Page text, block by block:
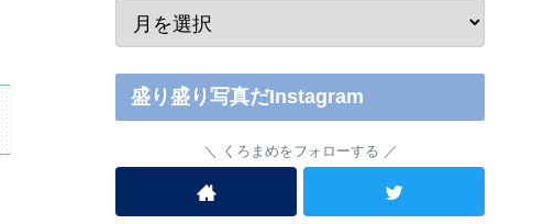
盛り盛り写真だInstagram
くろまめをフォローする